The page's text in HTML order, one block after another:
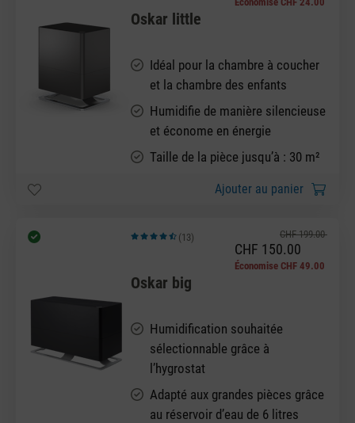
Oskar little
Idéal pour la chambre à coucher
et la chambre des enfants
Humidifie de manière silencieuse
et économe en énergie
Taille de la pièce jusqu’à : 30 m²
Ajouter au panier
Note moyenne de 4.62 sur 5 étoiles
(13) CHF 199.00
CHF 150.00
Économise CHF 49.00
Oskar big
Humidification souhaitée
sélectionnable grâce à
l’hygrostat
Adapté aux grandes pièces grâce
au réservoir d’eau de 6 litres